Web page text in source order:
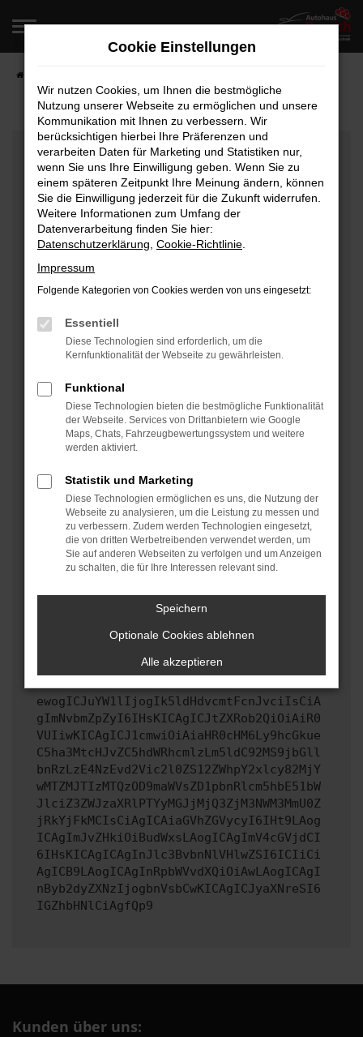
Zum
springen
Fehler: Network Error
Beim Laden ist ein Fehler aufgetreten.
Hier sind ein paar Tipps, die dir helfen können:
Überprüfe deine Firewall und deine
Internetverbindung.
Laden andere Webseiten, zum Beispiel deine
Manche Erweiterungen, wie Werbeblocker, können
das Laden bestimmter Seiten verhindern.
Funktioniert die Seite in einem anderen Browser
Starte dein Gerät neu.
Das kann manchmal helfen, vorübergehende
Probleme zu beheben.
Betriebssystem auf dem neuesten Stand sind.
Veraltete Software birgt nicht nur ein
Sicherheitsrisiko, sondern kann auch dazu führen,
dass bestimmte Funktionen nicht mehr unterstützt
werden.
Wende dich an den Webseitenbetreiber.
Wenn du alle oben genannten Schritte versucht hast,
kontaktiere uns bitte. Wir werden versuchen, das
Problem zu beheben. Du kannst uns diesen Text
schicken, um uns bei der Fehlersuche zu
ewogICJuYW1lIjogIk5ldHdvcmtFcnJvciIsCiA
gImNvbmZpZyI6IHsKICAgICJtZXRob2QiOiAiR0
VUIiwKICAgICJ1cmwiOiAiaHR0cHM6Ly9hcGkue
C5ha3MtcHJvZC5hdWRhcmlzLm5ldC92MS9jbGll
bnRzLzE4NzEvd2Vic2l0ZS12ZWhpY2xlcy82MjY
wMTZMJTIzMTQzOD9maWVsZD1pbnRlcm5hbE51bW
JlciZ3ZWJzaXRlPTYyMGJjMjQ3ZjM3NWM3MmU0Z
jRkYjFkMCIsCiAgICAiaGVhZGVycyI6IHt9LAog
ICAgImJvZHkiOiBudWxsLAogICAgImV4cGVjdCI
6IHsKICAgICAgInJlc3BvbnNlVHlwZSI6ICIiCi
AgICB9LAogICAgInRpbWVvdXQiOiAwLAogICAgI
nByb2dyZXNzIjogbnVsbCwKICAgICJyaXNreSI6
IGZhbHNlCiAgfQp9
Kunden über uns:
Cookie Einstellungen
Wir nutzen Cookies, um Ihnen die bestmögliche
Nutzung unserer Webseite zu ermöglichen und unsere
Kommunikation mit Ihnen zu verbessern. Wir
berücksichtigen hierbei Ihre Präferenzen und
verarbeiten Daten für Marketing und Statistiken nur,
wenn Sie uns Ihre Einwilligung geben. Wenn Sie zu
einem späteren Zeitpunkt Ihre Meinung ändern, können
Sie die Einwilligung jederzeit für die Zukunft widerrufen.
Weitere Informationen zum Umfang der
Datenverarbeitung finden Sie hier:
Datenschutzerklärung Cookie-Richtlinie
Impressum
Folgende Kategorien von Cookies werden von uns eingesetzt:
Essentiell
Diese Technologien sind erforderlich, um die
Kernfunktionalität der Webseite zu gewährleisten.
Funktional
Diese Technologien bieten die bestmögliche Funktionalität
der Webseite. Services von Drittanbietern wie Google
Maps, Chats, Fahrzeugbewertungssystem und weitere
werden aktiviert.
Statistik und Marketing
Diese Technologien ermöglichen es uns, die Nutzung der
Webseite zu analysieren, um die Leistung zu messen und
zu verbessern. Zudem werden Technologien eingesetzt,
die von dritten Werbetreibenden verwendet werden, um
Sie auf anderen Webseiten zu verfolgen und um Anzeigen
zu schalten, die für Ihre Interessen relevant sind.
Speichern
Optionale Cookies ablehnen
Alle akzeptieren